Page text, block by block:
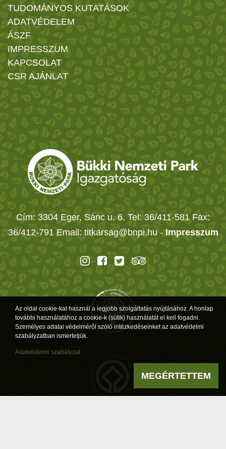
TUDOMÁNYOS KUTATÁSOK
ADATVÉDELEM
ÁSZF
IMPRESSZUM
KAPCSOLAT
CSR AJÁNLAT
Cím: 3304 Eger, Sánc u. 6. Tel: 36/411-581 Fax:
36/412-791 Email: titkarsag@bnpi.hu - Impresszum
Az oldal cookie-kat használ a legjobb szolgáltatás nyújtásához. A honlap
további használatához a cookie-k (sütik) használatát el kell fogadni.
Személyes adatai védelméről szóló intézkedéseinket az adatvédelmi
szabályzatban ismertetjük.
Adatvédelmi szabályzat
MEGÉRTETTEM